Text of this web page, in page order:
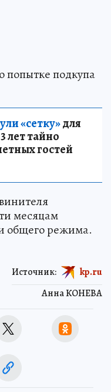
попытке подкупа
«сетку»для
лет тайно
гостей
месяцам
общего режима.
Анна КОНЕВА
Источник: kp.ru